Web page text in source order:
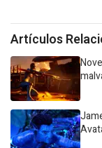
Artículos